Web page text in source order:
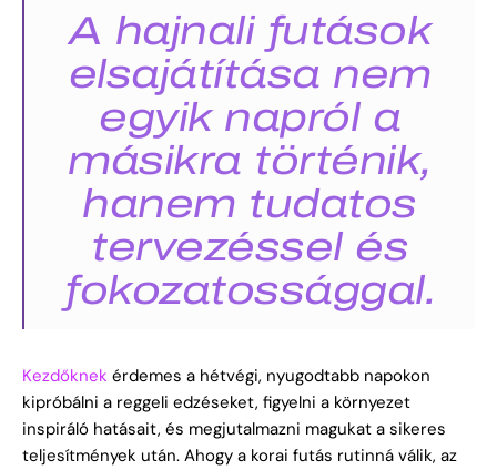
A hajnali futások
elsajátítása nem
egyik napról a
másikra történik,
hanem tudatos
tervezéssel és
fokozatossággal.
Kezdőknek érdemes a hétvégi, nyugodtabb napokon
kipróbálni a reggeli edzéseket, figyelni a környezet
inspiráló hatásait, és megjutalmazni magukat a sikeres
teljesítmények után. Ahogy a korai futás rutinná válik, az